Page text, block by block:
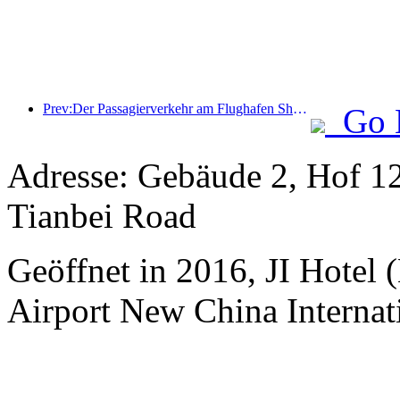
Prev:Der Passagierverkehr am Flughafen Shenzhen hat in diesem Jahr die Marke von 3 Millionen überschritten und damit einen neuen Rekord für den gleichen Zeitraum aufgestellt.
Go
Adresse: Gebäude 2, Hof
Tianbei Road
Geöffnet in 2016, JI Hotel
Airport New China